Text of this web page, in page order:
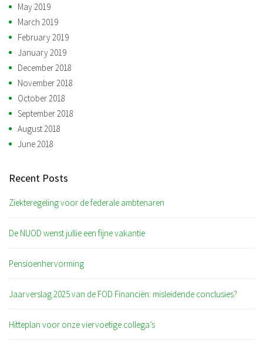
May 2019
March 2019
February 2019
January 2019
December 2018
November 2018
October 2018
September 2018
August 2018
June 2018
Recent Posts
Ziekteregeling voor de federale ambtenaren
De NUOD wenst jullie een fijne vakantie
Pensioenhervorming
Jaarverslag 2025 van de FOD Financiën: misleidende conclusies?
Hitteplan voor onze viervoetige collega’s